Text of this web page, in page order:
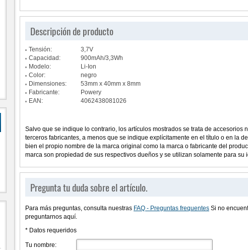
Descripción de producto
Tensión:
3,7V
Capacidad:
900mAh/3,3Wh
Modelo:
Li-Ion
Color:
negro
Dimensiones:
53mm x 40mm x 8mm
Fabricante:
Powery
EAN:
4062438081026
Salvo que se indique lo contrario, los artículos mostrados se trata de accesorios
terceros fabricantes, a menos que se indique explícitamente en el título o en la
bien el propio nombre de la marca original como la marca o fabricante del
marca son propiedad de sus respectivos dueños y se utilizan solamente para su
Pregunta tu duda sobre el artículo.
Para más preguntas, consulta nuestras FAQ - Preguntas frequentes Si no
preguntarnos aquí.
* Datos requeridos
Tu nombre: